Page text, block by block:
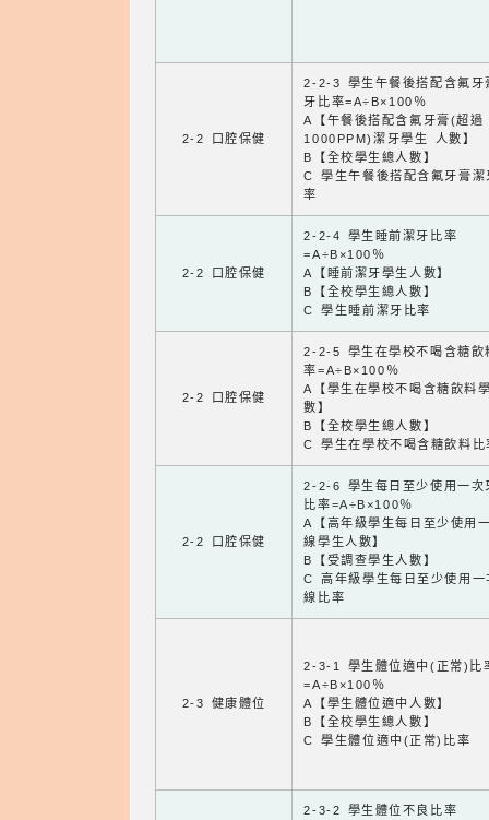
2-2 口腔保健
2-2-3 學生午餐後搭配含氟牙
牙比率=A÷B×100％
A【午餐後搭配含氟牙膏(超過
1000PPM)潔牙學生 人數】
B【全校學生總人數】
C 學生午餐後搭配含氟牙膏潔
率
2-2 口腔保健
2-2-4 學生睡前潔牙比率
=A÷B×100％
A【睡前潔牙學生人數】
B【全校學生總人數】
C 學生睡前潔牙比率
2-2 口腔保健
2-2-5 學生在學校不喝含糖飲
率=A÷B×100％
A【學生在學校不喝含糖飲料
數】
B【全校學生總人數】
C 學生在學校不喝含糖飲料比
2-2 口腔保健
2-2-6 學生每日至少使用一次
比率=A÷B×100％
A【高年級學生每日至少使用
線學生人數】
B【受調查學生人數】
C 高年級學生每日至少使用一
線比率
2-3 健康體位
2-3-1 學生體位適中(正常)比
=A÷B×100％
A【學生體位適中人數】
B【全校學生總人數】
C 學生體位適中(正常)比率
2-3-2 學生體位不良比率